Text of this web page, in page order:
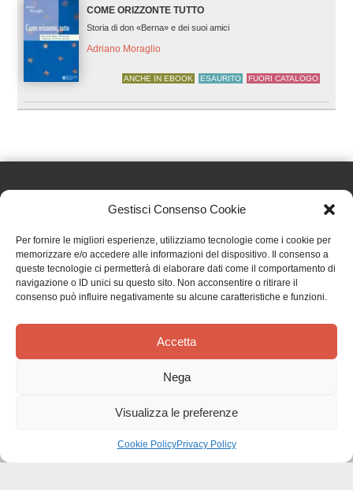
Gestisci Consenso Cookie
Per fornire le migliori esperienze, utilizziamo tecnologie come i cookie per
memorizzare e/o accedere alle informazioni del dispositivo. Il consenso a
queste tecnologie ci permetterà di elaborare dati come il comportamento di
navigazione o ID unici su questo sito. Non acconsentire o ritirare il
consenso può influire negativamente su alcune caratteristiche e funzioni.
Accetta
Nega
Visualizza le preferenze
Cookie PolicyPrivacy Policy
COME ORIZZONTE TUTTO
Storia di don «Berna» e dei suoi amici
Adriano Moraglio
ANCHE IN EBOOK ESAURITO FUORI CATALOGO
Effatà Editrice di Pellegrino Paolo SAS
C.F. e P.IVA 09655250018
Via Tre Denti, 1 - 10060 Cantalupa (TO)
Telefono: (+39) 0121 353452 - Fax: (+39) 0121 353839